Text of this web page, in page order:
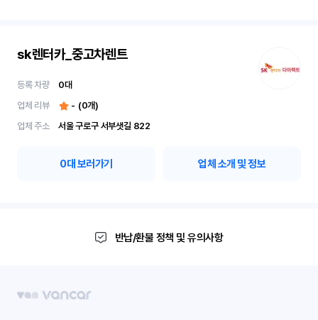
sk렌터카_중고차렌트
등록 차량 0대
업체 리뷰
- (0개)
업체 주소
서울 구로구 서부샛길 822
0대 보러가기 업체 소개 및 정보
반납/환불 정책 및 유의사항